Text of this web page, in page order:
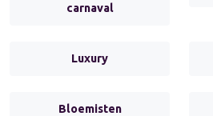
carnaval
Luxury
Bloemisten